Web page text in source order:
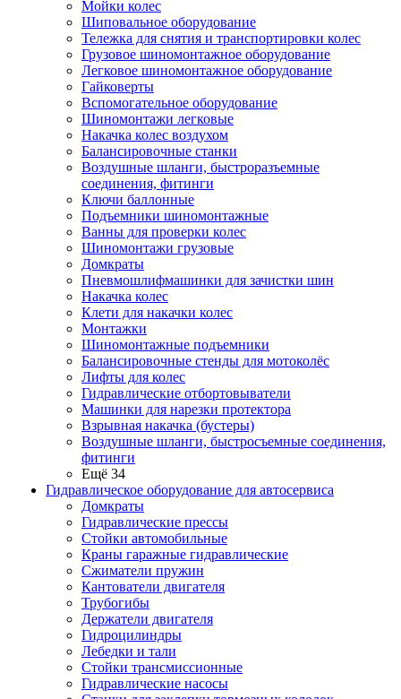
Мойки колес
Шиповальное оборудование
Тележка для снятия и транспортировки колес
Грузовое шиномонтажное оборудование
Легковое шиномонтажное оборудование
Гайковерты
Вспомогательное оборудование
Шиномонтажи легковые
Накачка колес воздухом
Балансировочные станки
Воздушные шланги, быстроразъемные
соединения, фитинги
Ключи баллонные
Подъемники шиномонтажные
Ванны для проверки колес
Шиномонтажи грузовые
Домкраты
Пневмошлифмашинки для зачистки шин
Накачка колес
Клети для накачки колес
Монтажки
Шиномонтажные подъемники
Балансировочные стенды для мотоколёс
Лифты для колес
Гидравлические отбортовыватели
Машинки для нарезки протектора
Взрывная накачка (бустеры)
Воздушные шланги, быстросъемные соединения,
фитинги
Ещё 34
Гидравлическое оборудование для автосервиса
Домкраты
Гидравлические прессы
Стойки автомобильные
Краны гаражные гидравлические
Сжиматели пружин
Кантователи двигателя
Трубогибы
Держатели двигателя
Гидроцилиндры
Лебедки и тали
Стойки трансмиссионные
Гидравлические насосы